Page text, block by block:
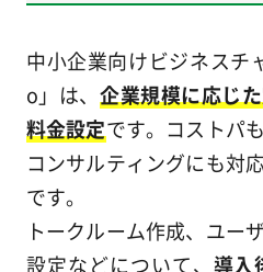
中小企業向けビジネスチ
o」は、企業規模に応じ
料金設定です。コストパ
コンサルティングにも対
です。
トークルーム作成、ユー
設定などについて、 導入